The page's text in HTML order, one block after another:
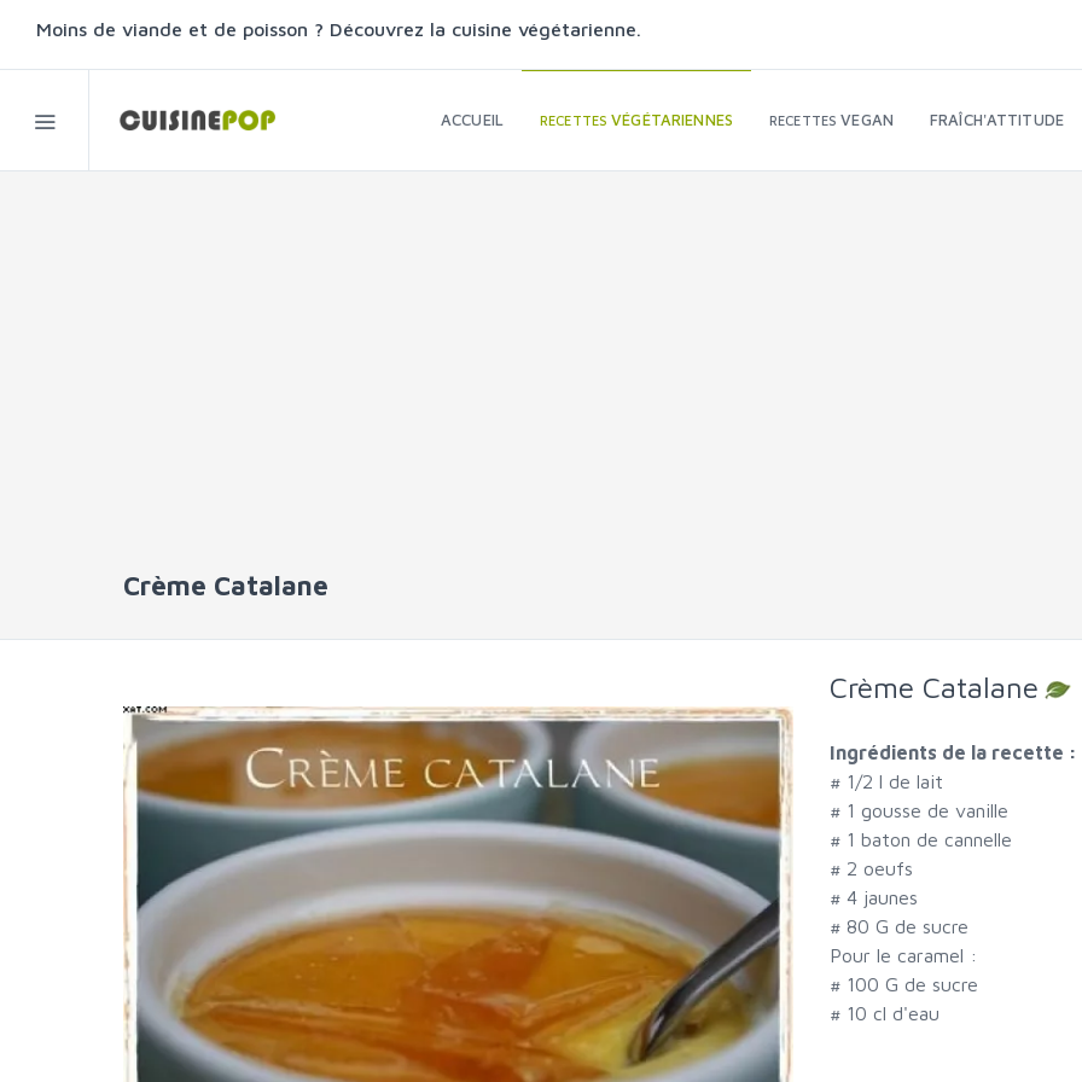
Moins de viande et de poisson ? Découvrez la cuisine végétarienne.
ACCUEIL RECETTESVÉGÉTARIENNES RECETTESVEGAN FRAÎCH'ATTITUDE
Crème Catalane
Crème Catalane
Ingrédients de la recette :
# 1/2 l de lait
# 1 gousse de vanille
# 1 baton de cannelle
# 2 oeufs
# 4 jaunes
# 80 G de sucre
Pour le caramel :
# 100 G de sucre
# 10 cl d'eau